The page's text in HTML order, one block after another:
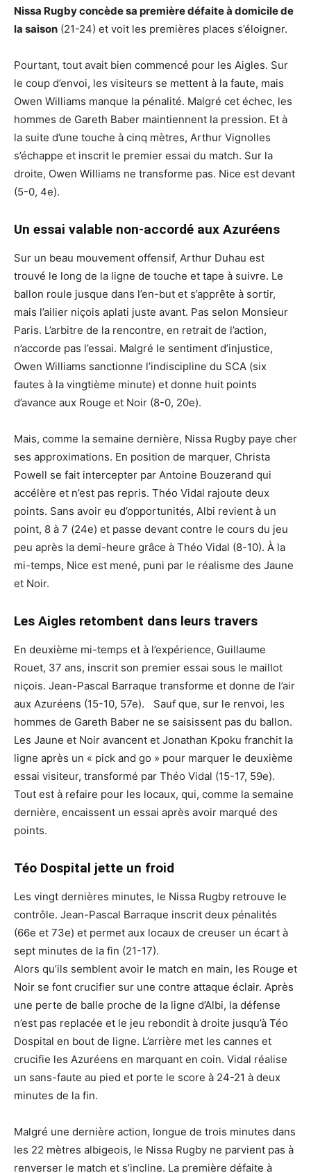
Nissa Rugby concède sa première défaite à domicile de
la saison (21-24) et voit les premières places s’éloigner.
Pourtant, tout avait bien commencé pour les Aigles. Sur
le coup d’envoi, les visiteurs se mettent à la faute, mais
Owen Williams manque la pénalité. Malgré cet échec, les
hommes de Gareth Baber maintiennent la pression. Et à
la suite d’une touche à cinq mètres, Arthur Vignolles
s’échappe et inscrit le premier essai du match. Sur la
droite, Owen Williams ne transforme pas. Nice est devant
(5-0, 4e).
Un essai valable non-accordé aux Azuréens
Sur un beau mouvement offensif, Arthur Duhau est
trouvé le long de la ligne de touche et tape à suivre. Le
ballon roule jusque dans l’en-but et s’apprête à sortir,
mais l’ailier niçois aplati juste avant. Pas selon Monsieur
Paris. L’arbitre de la rencontre, en retrait de l’action,
n’accorde pas l’essai. Malgré le sentiment d’injustice,
Owen Williams sanctionne l’indiscipline du SCA (six
fautes à la vingtième minute) et donne huit points
d’avance aux Rouge et Noir (8-0, 20e).
Mais, comme la semaine dernière, Nissa Rugby paye cher
ses approximations. En position de marquer, Christa
Powell se fait intercepter par Antoine Bouzerand qui
accélère et n’est pas repris. Théo Vidal rajoute deux
points. Sans avoir eu d’opportunités, Albi revient à un
point, 8 à 7 (24e) et passe devant contre le cours du jeu
peu après la demi-heure grâce à Théo Vidal (8-10). À la
mi-temps, Nice est mené, puni par le réalisme des Jaune
et Noir.
Les Aigles retombent dans leurs travers
En deuxième mi-temps et à l’expérience, Guillaume
Rouet, 37 ans, inscrit son premier essai sous le maillot
niçois. Jean-Pascal Barraque transforme et donne de l’air
aux Azuréens (15-10, 57e). Sauf que, sur le renvoi, les
hommes de Gareth Baber ne se saisissent pas du ballon.
Les Jaune et Noir avancent et Jonathan Kpoku franchit la
ligne après un « pick and go » pour marquer le deuxième
essai visiteur, transformé par Théo Vidal (15-17, 59e).
Tout est à refaire pour les locaux, qui, comme la semaine
dernière, encaissent un essai après avoir marqué des
points.
Téo Dospital jette un froid
Les vingt dernières minutes, le Nissa Rugby retrouve le
contrôle. Jean-Pascal Barraque inscrit deux pénalités
(66e et 73e) et permet aux locaux de creuser un écart à
sept minutes de la fin (21-17).
Alors qu’ils semblent avoir le match en main, les Rouge et
Noir se font crucifier sur une contre attaque éclair. Après
une perte de balle proche de la ligne d’Albi, la défense
n’est pas replacée et le jeu rebondit à droite jusqu’à Téo
Dospital en bout de ligne. L’arrière met les cannes et
crucifie les Azuréens en marquant en coin. Vidal réalise
un sans-faute au pied et porte le score à 24-21 à deux
minutes de la fin.
Malgré une dernière action, longue de trois minutes dans
les 22 mètres albigeois, le Nissa Rugby ne parvient pas à
renverser le match et s’incline. La première défaite à